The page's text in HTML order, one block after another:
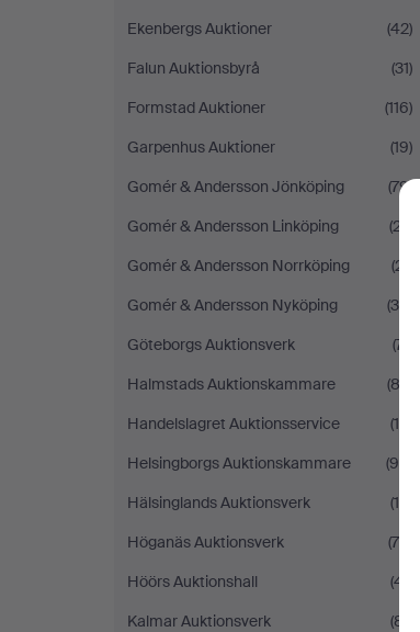
Ekenbergs Auktioner
(42)
Falun Auktionsbyrå
(31)
Formstad Auktioner
(116)
Garpenhus Auktioner
(19)
Gomér & Andersson Jönköping
(79)
Gomér & Andersson Linköping
(27)
Gomér & Andersson Norrköping
(21)
Gomér & Andersson Nyköping
(30)
Göteborgs Auktionsverk
(71)
Halmstads Auktionskammare
(83)
Handelslagret Auktionsservice
(16)
Helsingborgs Auktionskammare
(94)
Hälsinglands Auktionsverk
(19)
Höganäs Auktionsverk
(75)
Höörs Auktionshall
(41)
Kalmar Auktionsverk
(81)